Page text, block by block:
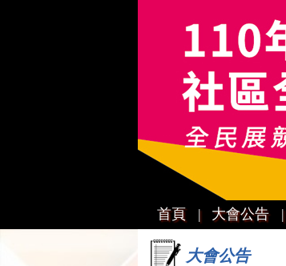
首頁 | 大會公告 |
大會公告